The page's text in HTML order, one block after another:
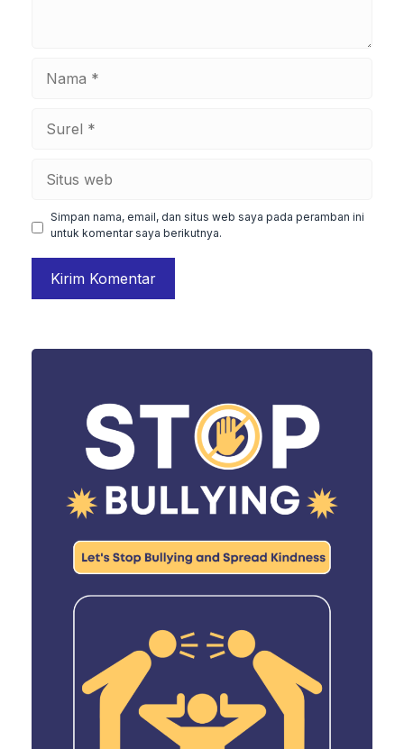
Simpan nama, email, dan situs web saya pada peramban ini
untuk komentar saya berikutnya.